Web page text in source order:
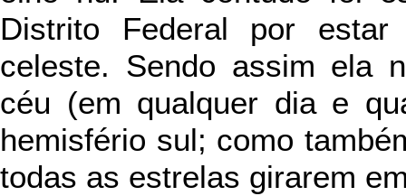
Distrito Federal por
celeste. Sendo assim ela
céu (em qualquer dia e
hemisfério sul; como
todas as estrelas girarem